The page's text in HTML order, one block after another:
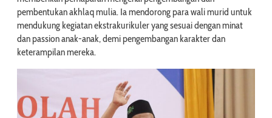
pembentukan akhlaq mulia. Ia mendorong para wali murid untuk
mendukung kegiatan ekstrakurikuler yang sesuai dengan minat
dan passion anak-anak, demi pengembangan karakter dan
keterampilan mereka.